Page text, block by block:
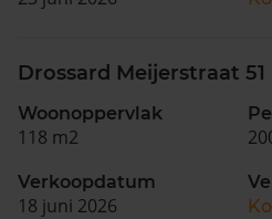
Drossard Meijerstraat 51
Woonoppervlak
118 m2
Verkoopdatum
18 juni 2026